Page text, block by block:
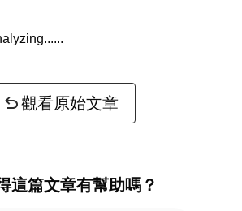
觀看原始文章
這篇文章有幫助嗎？